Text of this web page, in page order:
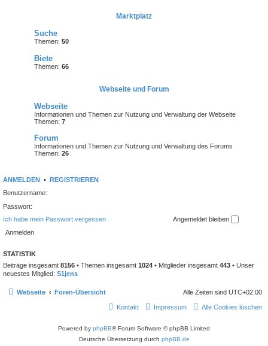
Marktplatz
Suche
Themen: 50
Biete
Themen: 66
Webseite und Forum
Webseite
Informationen und Themen zur Nutzung und Verwaltung der Webseite
Themen: 7
Forum
Informationen und Themen zur Nutzung und Verwaltung des Forums
Themen: 26
ANMELDEN • REGISTRIEREN
Benutzername:
Passwort:
Ich habe mein Passwort vergessen
Angemeldet bleiben
STATISTIK
Beiträge insgesamt 8156 • Themen insgesamt 1024 • Mitglieder insgesamt 443 • Unser
neuestes Mitglied: S1jens
Webseite Foren-Übersicht Alle Zeiten sind UTC+02:00
Alle Cookies löschen
Impressum
Kontakt
Powered by phpBB® Forum Software © phpBB Limited
Deutsche Übersetzung durch phpBB.de